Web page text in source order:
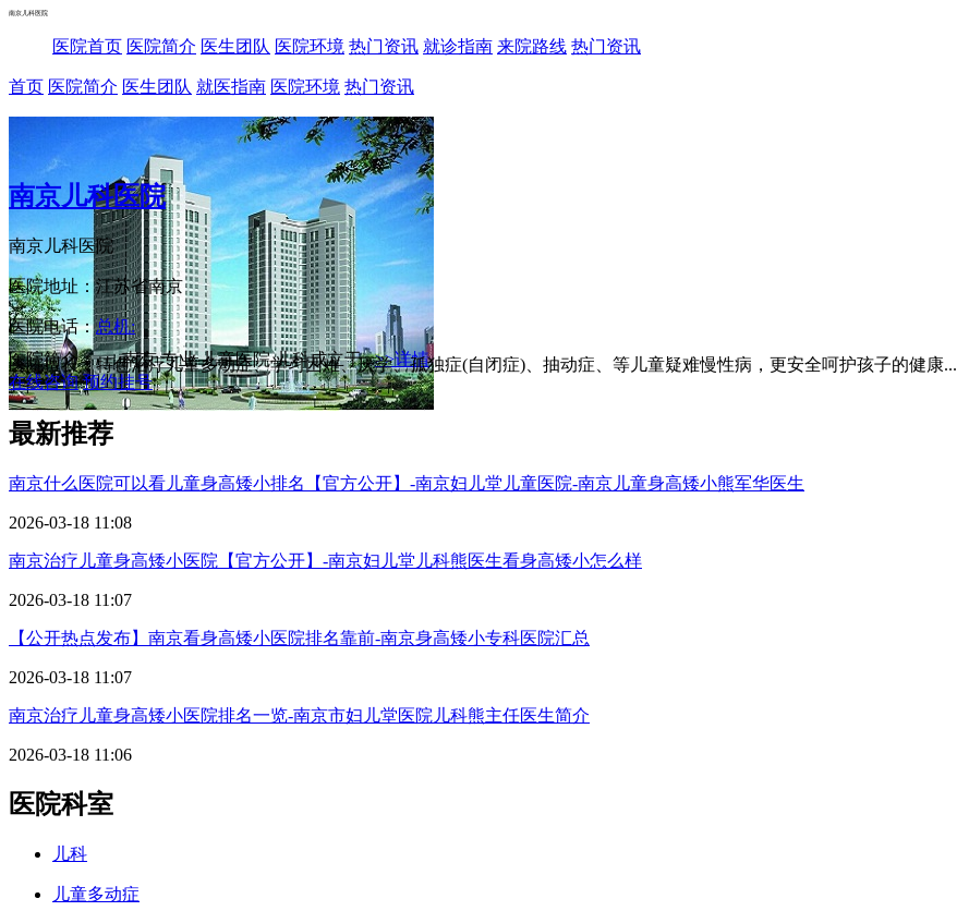
南京儿科医院
医院首页 医院简介 医生团队 医院环境 热门资讯 就诊指南 来院路线 热门资讯
首页 医院简介 医生团队 就医指南 医院环境 热门资讯
南京儿科医院
南京儿科医院
医院地址：江苏省南京
医院电话：总机:
医院简介： 南京 专业 儿童医院 儿科成立于...>>详情
医院擅长：特色治疗儿童多动症、学习困难、厌学、孤独症(自闭症)、抽动症、等儿童疑难慢性病，更安全呵护孩子的健康...
在线咨询 预约挂号
最新推荐
南京什么医院可以看儿童身高矮小排名【官方公开】-南京妇儿堂儿童医院-南京儿童身高矮小熊军华医生
2026-03-18 11:08
南京治疗儿童身高矮小医院【官方公开】-南京妇儿堂儿科熊医生看身高矮小怎么样
2026-03-18 11:07
【公开热点发布】南京看身高矮小医院排名靠前-南京身高矮小专科医院汇总
2026-03-18 11:07
南京治疗儿童身高矮小医院排名一览-南京市妇儿堂医院儿科熊主任医生简介
2026-03-18 11:06
医院科室
儿科
儿童多动症